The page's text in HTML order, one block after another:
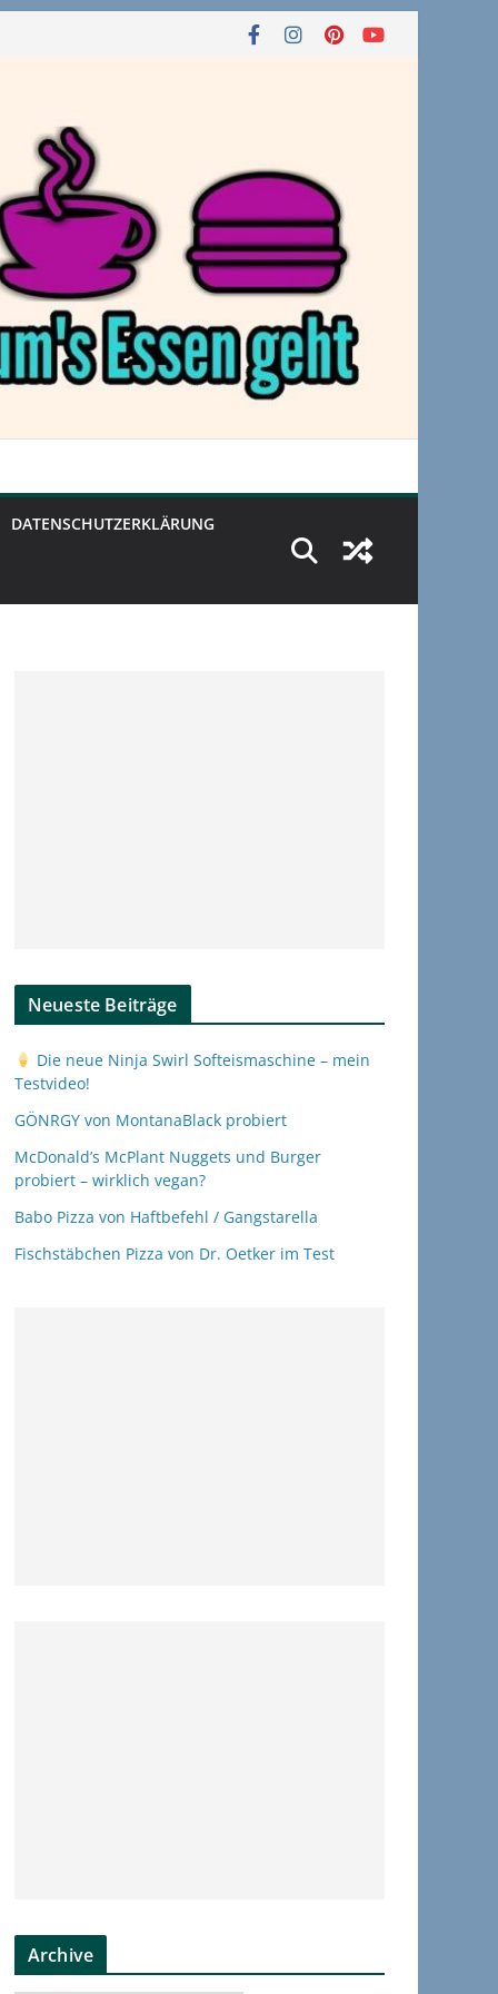
DATENSCHUTZERKLÄRUNG
Neueste Beiträge
Die neue Ninja Swirl Softeismaschine – mein
Testvideo!
GÖNRGY von MontanaBlack probiert
McDonald’s McPlant Nuggets und Burger
probiert – wirklich vegan?
Babo Pizza von Haftbefehl / Gangstarella
Fischstäbchen Pizza von Dr. Oetker im Test
Archive